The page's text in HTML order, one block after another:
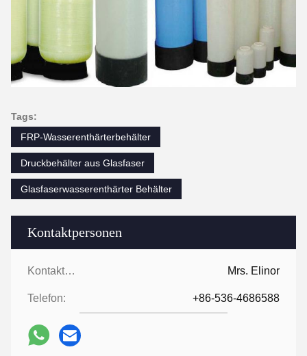
Kontaktpersonen
Kontaktpersonen: Mrs. Elinor
Telefon: +86-536-4686588
Tags:
FRP-Wasserenthärterbehälter
Druckbehälter aus Glasfaser
Glasfaserwasserenthärter Behälter